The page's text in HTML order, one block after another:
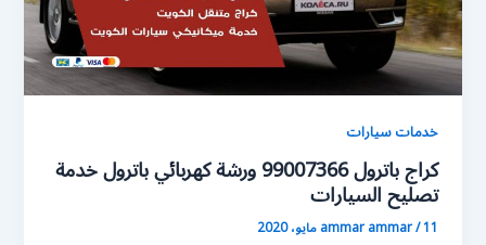
خدمات سيارات
كراج باترول 99007366 ورشة كهربائي باترول خدمة
تصليح السيارات
ammar ammar/11 مايو، 2020